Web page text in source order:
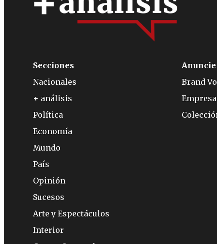
Secciones
Nacionales
+ análisis
Política
Economía
Mundo
País
Opinión
Sucesos
Arte y Espectáculos
Interior
Brand